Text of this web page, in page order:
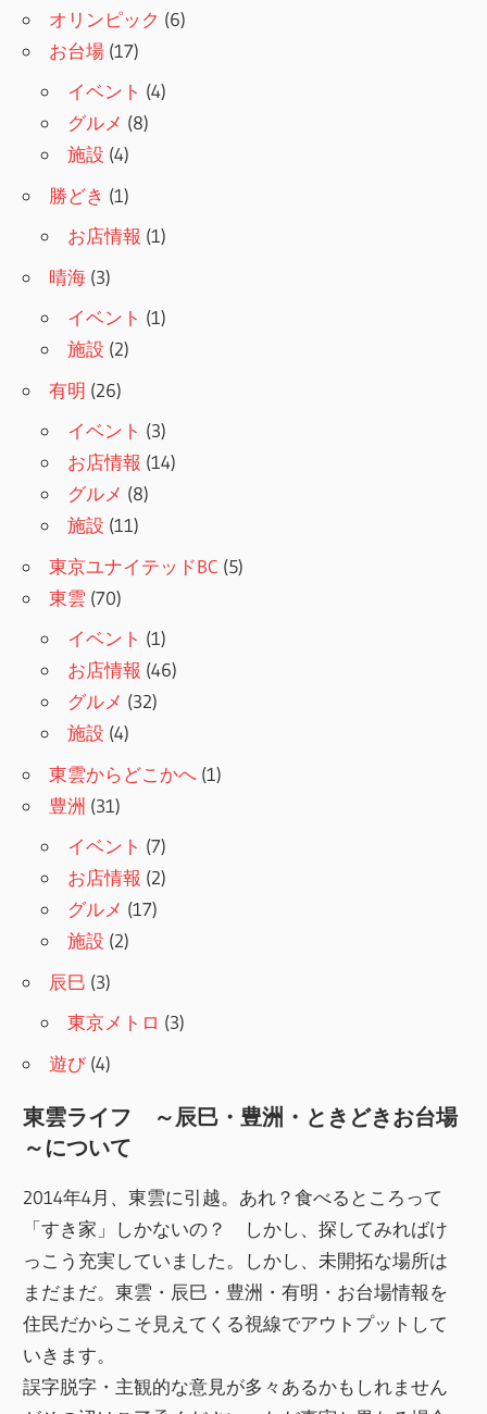
オリンピック (6)
お台場 (17)
イベント (4)
グルメ (8)
施設 (4)
勝どき (1)
お店情報 (1)
晴海 (3)
イベント (1)
施設 (2)
有明 (26)
イベント (3)
お店情報 (14)
グルメ (8)
施設 (11)
東京ユナイテッドBC (5)
東雲 (70)
イベント (1)
お店情報 (46)
グルメ (32)
施設 (4)
東雲からどこかへ (1)
豊洲 (31)
イベント (7)
お店情報 (2)
グルメ (17)
施設 (2)
辰巳 (3)
東京メトロ (3)
遊び (4)
東雲ライフ ～辰巳・豊洲・ときどきお台場
～について
2014年4月、東雲に引越。あれ？食べるところって
「すき家」しかないの？ しかし、探してみればけ
っこう充実していました。しかし、未開拓な場所は
まだまだ。東雲・辰巳・豊洲・有明・お台場情報を
住民だからこそ見えてくる視線でアウトプットして
いきます。
誤字脱字・主観的な意見が多々あるかもしれません